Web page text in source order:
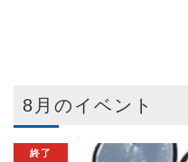
8月のイベント